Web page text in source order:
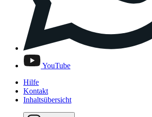
YouTube
Hilfe
Kontakt
Inhaltsübersicht